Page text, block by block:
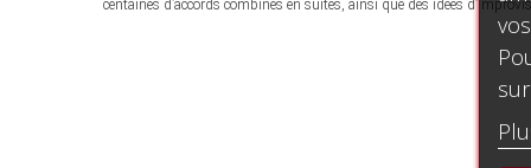
centaines d’accords combinés en suites, ainsi que des idées